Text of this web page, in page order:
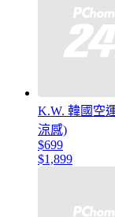
K.W. 韓國空
涼感)
$699
$1,899